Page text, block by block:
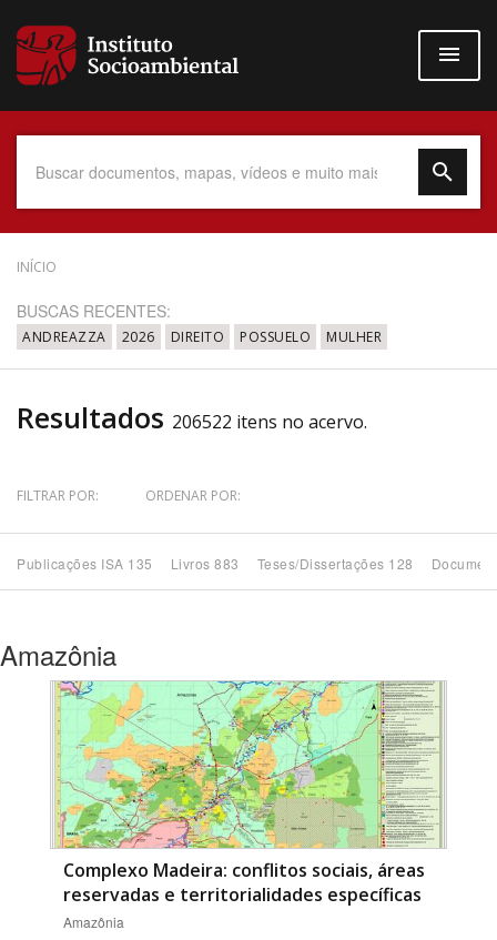
para
conteúdo
Data do Documento
Até
Povo Indígena
Subtema
Área de Levantamento
Área Protegida
BUSCAR
INÍCIO
BUSCAS RECENTES:
ANDREAZZA 2026 DIREITO POSSUELO MULHER
Resultados 206522 itens no acervo.
FILTRAR POR: ORDENAR POR:
Publicações ISA 135 Livros 883 Teses/Dissertações 128
Amazônia
Complexo Madeira: conflitos sociais, áreas
reservadas e territorialidades específicas
Amazônia